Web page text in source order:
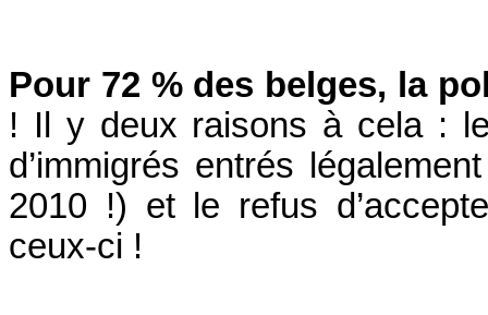
Pour 72 % des belges, la
! Il y deux raisons à cela :
d’immigrés entrés
2010 !) et le refus
ceux-ci !